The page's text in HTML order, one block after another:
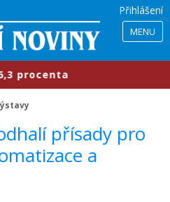
Přihlášení
MENU
přísady pro
a